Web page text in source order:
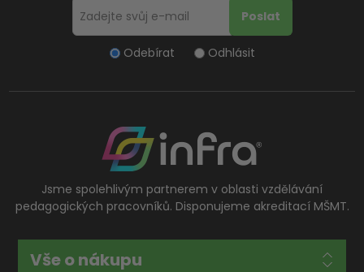
Odebírat Odhlásit
Jsme spolehlivým partnerem v oblasti vzdělávání
pedagogických pracovníků. Disponujeme akreditací MŠMT.
Vše o nákupu